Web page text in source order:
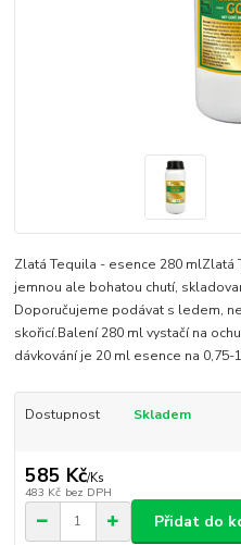
Zlatá Tequila - esence 280
jemnou ale bohatou chutí,
Doporučujeme podávat s ledem,
skořicí.Balení 280 ml vystačí na
dávkování je 20 ml esence na 0,75-
Dostupnost Skladem
585 Kč/Ks
483 Kč bez DPH
Přidat do